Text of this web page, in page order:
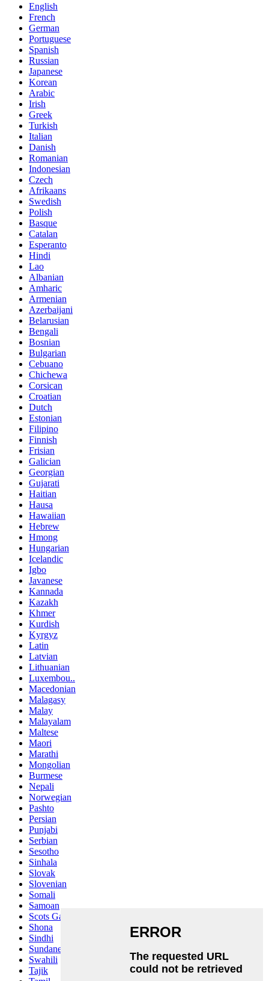
English
French
German
Portuguese
Spanish
Russian
Japanese
Korean
Arabic
Irish
Greek
Turkish
Italian
Danish
Romanian
Indonesian
Czech
Afrikaans
Swedish
Polish
Basque
Catalan
Esperanto
Hindi
Lao
Albanian
Amharic
Armenian
Azerbaijani
Belarusian
Bengali
Bosnian
Bulgarian
Cebuano
Chichewa
Corsican
Croatian
Dutch
Estonian
Filipino
Finnish
Frisian
Galician
Georgian
Gujarati
Haitian
Hausa
Hawaiian
Hebrew
Hmong
Hungarian
Icelandic
Igbo
Javanese
Kannada
Kazakh
Khmer
Kurdish
Kyrgyz
Latin
Latvian
Lithuanian
Luxembou..
Macedonian
Malagasy
Malay
Malayalam
Maltese
Maori
Marathi
Mongolian
Burmese
Nepali
Norwegian
Pashto
Persian
Punjabi
Serbian
Sesotho
Sinhala
Slovak
Slovenian
Somali
Samoan
Scots Gaelic
Shona
Sindhi
Sundanese
Swahili
Tajik